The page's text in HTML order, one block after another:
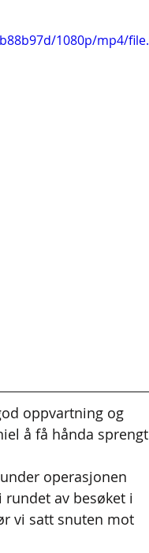
1080p/mp4/file.
oppvartning og
å få hånda sprengt
operasjonen
av besøket i
vi satt snuten mot